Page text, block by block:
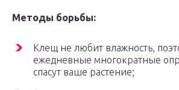
Методы борьбы:
Клещ не любит влажность,
ежедневные многократные
спасут ваше растение;